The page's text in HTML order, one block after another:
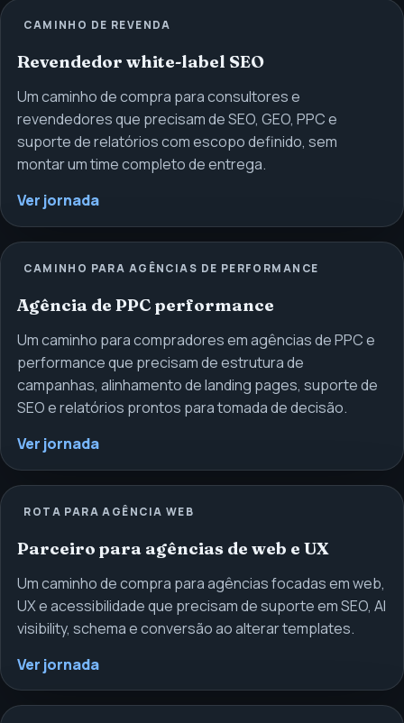
CAMINHO DE REVENDA
Revendedor white-label SEO
Um caminho de compra para consultores e
revendedores que precisam de SEO, GEO, PPC e
suporte de relatórios com escopo definido, sem
montar um time completo de entrega.
Ver jornada
CAMINHO PARA AGÊNCIAS DE PERFORMANCE
Agência de PPC performance
Um caminho para compradores em agências de PPC e
performance que precisam de estrutura de
campanhas, alinhamento de landing pages, suporte de
SEO e relatórios prontos para tomada de decisão.
Ver jornada
ROTA PARA AGÊNCIA WEB
Parceiro para agências de web e UX
Um caminho de compra para agências focadas em web,
UX e acessibilidade que precisam de suporte em SEO, AI
visibility, schema e conversão ao alterar templates.
Ver jornada